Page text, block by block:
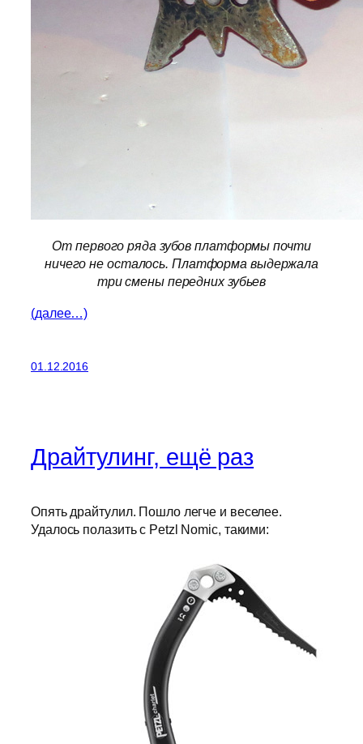
От первого ряда зубов платформы почти
ничего не осталось. Платформа выдержала
три смены передних зубьев
(далее…)
01.12.2016
Драйтулинг, ещё раз
Опять драйтулил. Пошло легче и веселее.
Удалось полазить с Petzl Nomic, такими: